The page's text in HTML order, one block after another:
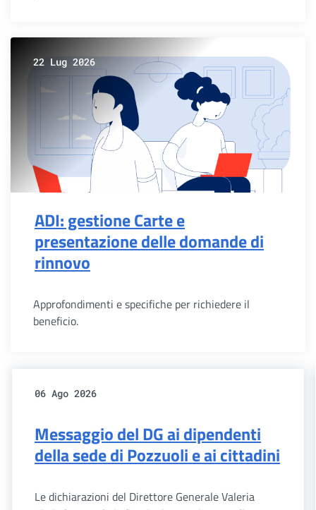
22 Lug 2026
ADI: gestione Carte e
presentazione delle domande di
rinnovo
Approfondimenti e specifiche per richiedere il
beneficio.
06 Ago 2026
Messaggio del DG ai dipendenti
della sede di Pozzuoli e ai cittadini
Le dichiarazioni del Direttore Generale Valeria